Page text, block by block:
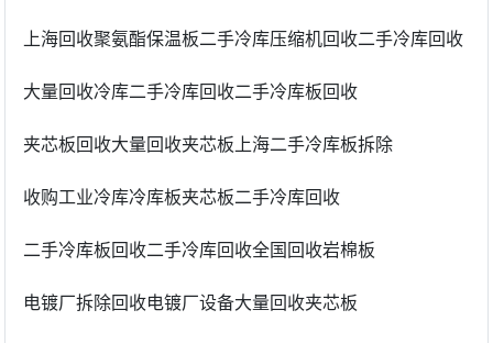
上海回收聚氨酯保温板二手冷库压缩机回收二手冷库回收
大量回收冷库二手冷库回收二手冷库板回收
夹芯板回收大量回收夹芯板上海二手冷库板拆除
收购工业冷库冷库板夹芯板二手冷库回收
二手冷库板回收二手冷库回收全国回收岩棉板
电镀厂拆除回收电镀厂设备大量回收夹芯板